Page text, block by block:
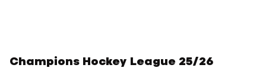
Champions Hockey League 25/26